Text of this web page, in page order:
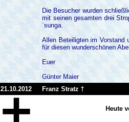
Die Besucher wurden
mit seinen gesamten drei
´sunga.
Allen Beteiligten im Vorstand
für diesen wunderschönen
Euer
Günter Maier
21.10.2012
Franz Stratz †
Heute